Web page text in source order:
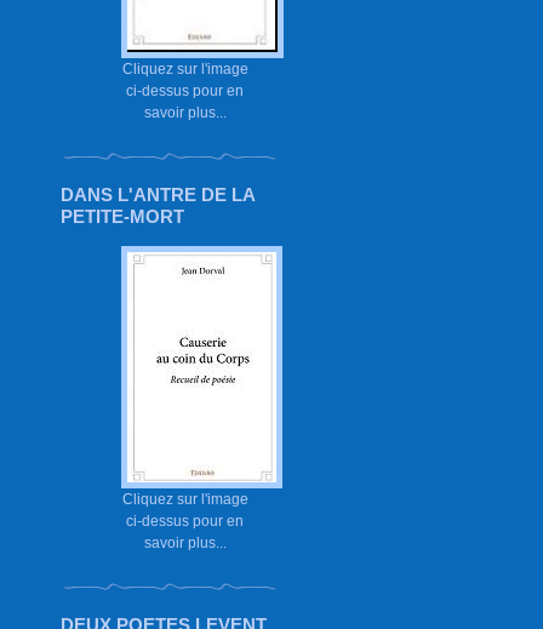
Cliquez sur l'image
ci-dessus pour en
savoir plus...
DANS L'ANTRE DE LA
PETITE-MORT
Cliquez sur l'image
ci-dessus pour en
savoir plus...
DEUX POETES LEVENT